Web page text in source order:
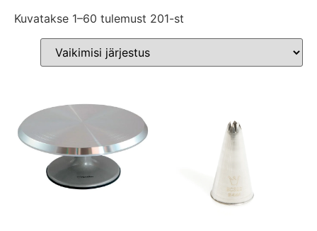
Kuvatakse 1–60 tulemust 201-st